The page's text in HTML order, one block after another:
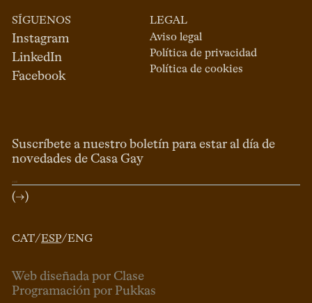
SÍGUENOS
Instagram
LinkedIn
Facebook
LEGAL
Aviso legal
Política de privacidad
Política de cookies
CAT/ESP/ENG
Suscríbete a nuestro boletín para estar al día de
novedades de Casa Gay
(→)
Web diseñada por Clase
Programación por Pukkas